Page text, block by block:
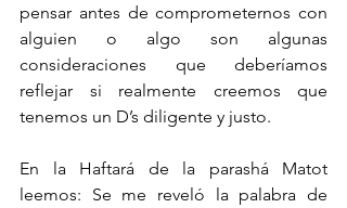
pensar antes de comprometernos con
alguien o algo son algunas
consideraciones que deberíamos
reflejar si realmente creemos que
tenemos un D’s diligente y justo.
En la Haftará de la parashá Matot
leemos: Se me reveló la palabra de